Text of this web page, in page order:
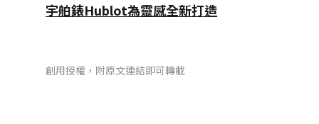
宇舶錶Hublot為靈感全新打造
創用授權，附原文連結即可轉載